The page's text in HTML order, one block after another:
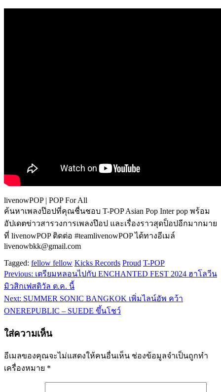
livenowPOP | POP For All
ค้นหาเพลงป๊อปที่คุณชื่นชอบ T-POP Asian Pop Inter pop พร้อม
อัปเดตข่าวสารวงการเพลงป๊อป และเรื่องราวสุดป็อปอีกมากมาย
ที่ livenowPOP ติดต่อ #teamlivenowPOP ได้ทางอีเมล์
livenowbkk@gmail.com
Tagged: fellow fellow Kicks Records Proud T-POP
แนะแนว
เรื่อง
Previous: เตรียมหลอนไปกับ ENCHANTED FEST 2024 ฮาโลวีน
มิวสิกเฟสติวัล ต.ค. นี้
Next: SUMMER SONIC BANGKOK เพิ่มไลน์อัพ คว้า
ONEREPUBLIC – SUEDE ขึ้นโชว์
ใส่ความเห็น
อีเมลของคุณจะไม่แสดงให้คนอื่นเห็น ช่องข้อมูลจำเป็นถูกทำ
เครื่องหมาย *